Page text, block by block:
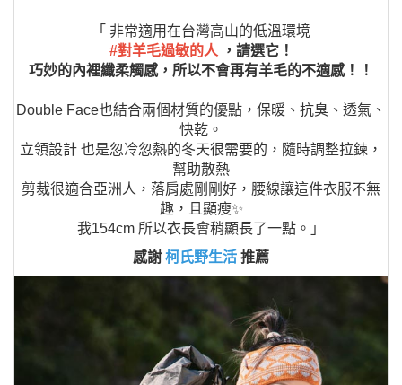
快乾。
立領設計 也是忽冷忽熱的冬天很需要的，隨時調整拉鍊，
幫助散熱
趣，且顯瘦✨
我154cm 所以衣長會稍顯長了一點。」
感謝柯氏野生活推薦